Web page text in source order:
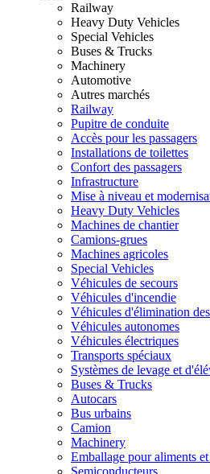
Railway
Heavy Duty Vehicles
Special Vehicles
Buses & Trucks
Machinery
Automotive
Autres marchés
Railway
Pupitre de conduite
Accès pour les passagers
Installations de toilettes
Confort des passagers
Infrastructure
Mise à niveau et
Heavy Duty Vehicles
Machines de chantier
Camions-grues
Machines agricoles
Special Vehicles
Véhicules de secours
Véhicules d'incendie
Véhicules d'élimination
Véhicules autonomes
Véhicules électriques
Transports spéciaux
Systèmes de levage et
Buses & Trucks
Autocars
Bus urbains
Camion
Machinery
Emballage pour aliments
Semiconducteurs